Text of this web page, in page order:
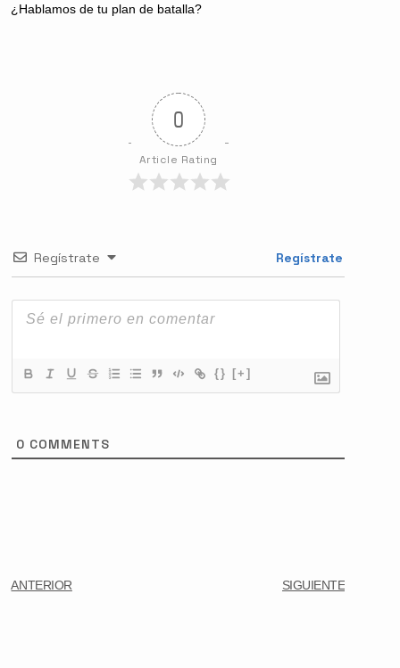
¿Hablamos de tu plan de batalla?
0
Article Rating
Regístrate Regístrate
{} [+]
0 COMMENTS
ANTERIOR SIGUIENTE